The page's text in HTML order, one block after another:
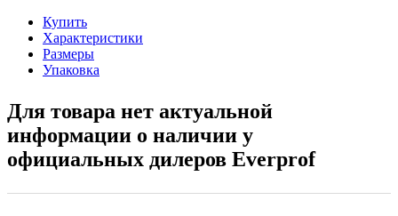
Купить
Характеристики
Размеры
Упаковка
Для товара нет актуальной
информации о наличии у
официальных дилеров Everprof